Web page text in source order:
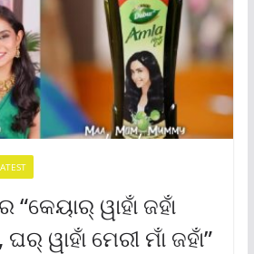
ୱାହାଁ ଜହାଁ
ୱାହାଁ ମେରୀ ମାଁ ଜହାଁ”